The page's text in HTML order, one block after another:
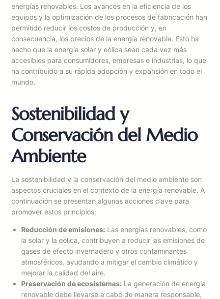
energías renovables. Los avances en la eficiencia de los
equipos y la optimización de los procesos de fabricación han
permitido reducir los costos de producción y, en
consecuencia, los precios de la energía renovable. Esto ha
hecho que la energía solar y eólica sean cada vez más
accesibles para consumidores, empresas e industrias, lo que
ha contribuido a su rápida adopción y expansión en todo el
mundo.
Sostenibilidad y
Conservación del Medio
Ambiente
La sostenibilidad y la conservación del medio ambiente son
aspectos cruciales en el contexto de la energía renovable. A
continuación se presentan algunas acciones clave para
promover estos principios:
Reducción de emisiones: Las energías renovables, como
la solar y la eólica, contribuyen a reducir las emisiones de
gases de efecto invernadero y otros contaminantes
atmosféricos, ayudando a mitigar el cambio climático y
mejorar la calidad del aire.
Preservación de ecosistemas: La generación de energía
renovable debe llevarse a cabo de manera responsable,